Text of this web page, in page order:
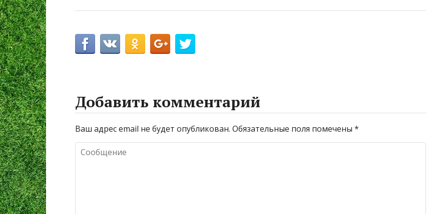
Добавить комментарий
Ваш адрес email не будет опубликован. Обязательные поля помечены *